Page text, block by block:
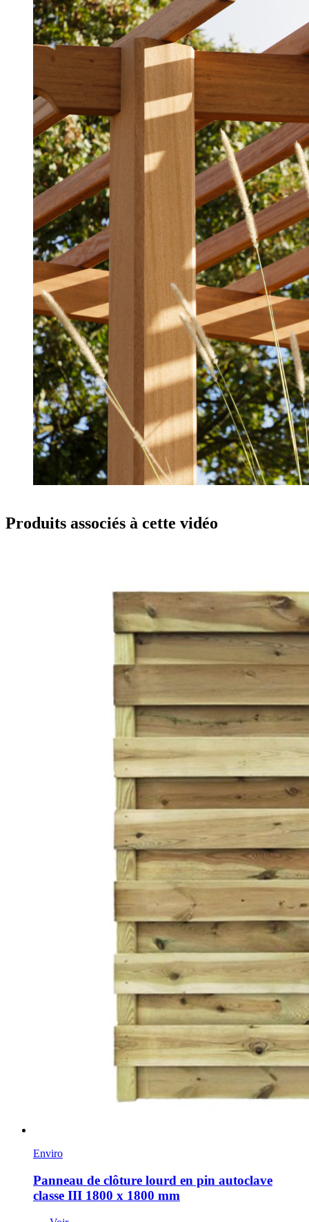
Produits associés à cette vidéo
Enviro
Panneau de clôture lourd en pin autoclave
classe III 1800 x 1800 mm